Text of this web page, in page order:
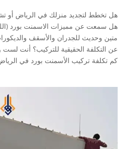
هل تخطط لتجديد منزلك في الرياض أو
هل سمعت عن مميزات الاسمنت بورد
متين وحديث للجدران والأسقف
عن التكلفة الحقيقية للتركيب؟ أنت
كم تكلفة تركيب الأسمنت بورد في